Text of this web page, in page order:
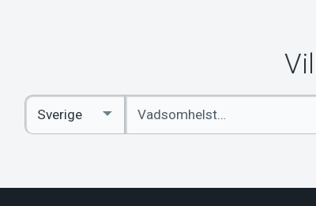
Ange
sökord
Select
Country